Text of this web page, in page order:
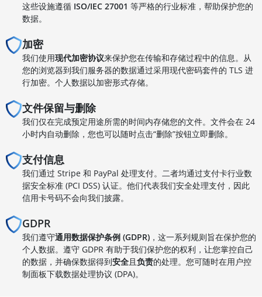
这些设施遵循 ISO/IEC 27001 等严格的行业标准，帮助保护您的
数据。
加密
我们使用现代加密协议来保护您在传输和存储过程中的信息。从
您的浏览器到我们服务器的数据通过采用现代密码套件的 TLS 进
行加密。个人数据以加密形式存储。
文件保留与删除
我们仅在完成预定用途所需的时间内存储您的文件。文件会在 24
小时内自动删除，您也可以随时点击“删除”按钮立即删除。
支付信息
我们通过 Stripe 和 PayPal 处理支付。二者均通过支付卡行业数
据安全标准 (PCI DSS) 认证。他们代表我们安全处理支付，因此
信用卡号码不会向我们披露。
GDPR
我们遵守通用数据保护条例 (GDPR) ，这一系列规则旨在保护您的
个人数据。遵守 GDPR 有助于我们保护您的权利，让您掌控自己
的数据，并确保数据得到安全且负责的处理。您可随时在用户控
制面板下载数据处理协议 (DPA)。